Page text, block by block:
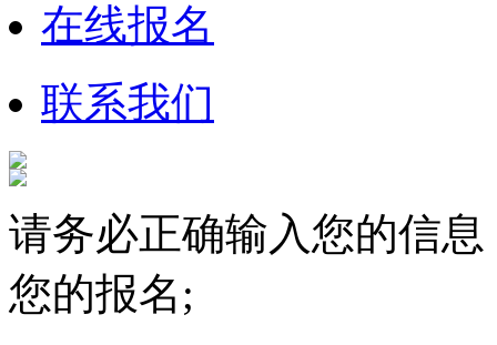
在线报名
联系我们
请务必正确输入您的信
您的报名;